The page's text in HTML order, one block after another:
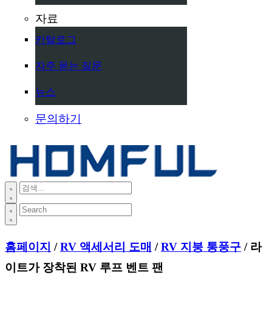
자료
카탈로그
자주 묻는 질문
뉴스
문의하기
홈페이지 /RV 액세서리 도매 /RV 지붕 통풍구 / 라
이트가 장착된 RV 루프 벤트 팬